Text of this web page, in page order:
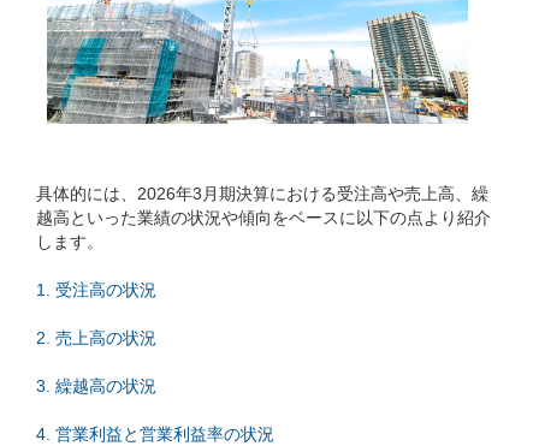
具体的には、2026年3月期決算における受注高や売上高、繰
越高といった業績の状況や傾向をベースに以下の点より紹介
します。
1. 受注高の状況
2. 売上高の状況
3. 繰越高の状況
4. 営業利益と営業利益率の状況